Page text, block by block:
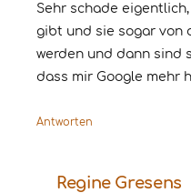
Sehr schade
gibt und sie sogar von
werden und dann sind
dass mir Google mehr
Antworten
Regine Gresens